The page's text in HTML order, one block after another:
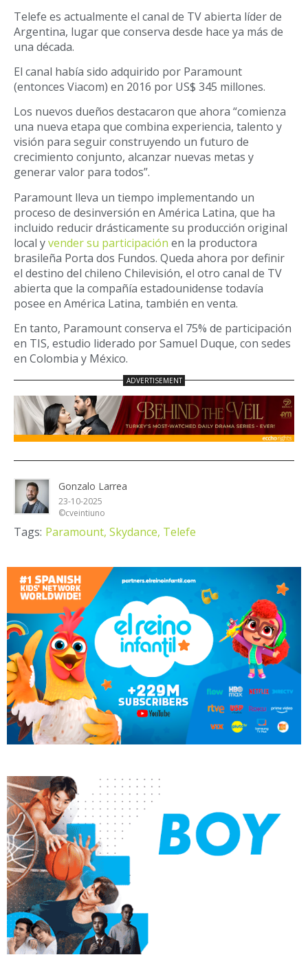
Telefe es actualmente el canal de TV abierta líder de
Argentina, lugar que conserva desde hace ya más de
una década.
El canal había sido adquirido por Paramount
(entonces Viacom) en 2016 por US$ 345 millones.
Los nuevos dueños destacaron que ahora “comienza
una nueva etapa que combina experiencia, talento y
visión para seguir construyendo un futuro de
crecimiento conjunto, alcanzar nuevas metas y
generar valor para todos”.
Paramount lleva un tiempo implementando un
proceso de desinversión en América Latina, que ha
incluido reducir drásticamente su producción original
local yvender su participación en la productora
brasileña Porta dos Fundos. Queda ahora por definir
el destino del chileno Chilevisión, el otro canal de TV
abierta que la compañía estadounidense todavía
posee en América Latina, también en venta.
En tanto, Paramount conserva el 75% de participación
en TIS, estudio liderado por Samuel Duque, con sedes
en Colombia y México.
Gonzalo Larrea
23-10-2025
©cveintiuno
Tags: Paramount, Skydance, Telefe